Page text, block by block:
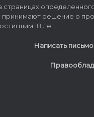
страницах
принимают решение о
18 лет.
Написать